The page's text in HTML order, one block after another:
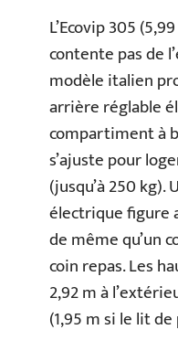
L’Ecovip 305
contente pas de
modèle italien
arrière réglable
compartiment à
s’ajuste pour
(jusqu’à 250 kg).
électrique figure
de même qu’un
coin repas. Les
2,92 m à
(1,95 m si le lit